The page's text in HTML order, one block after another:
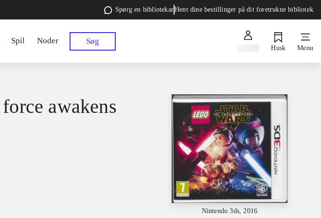
Spørg en bibliotekarHent dine bestillinger på dit foretrukne bibliotek
Spil Noder Søg
Husk Menu
Nintendo 3ds, 2016
awakens